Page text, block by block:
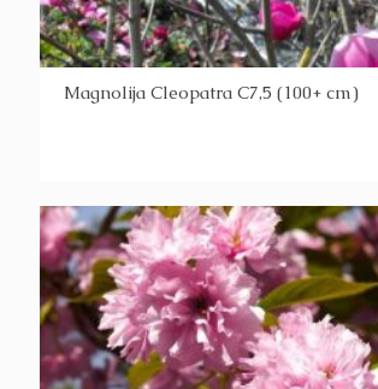
Magnolija Cleopatra C7,5 (100+ cm)